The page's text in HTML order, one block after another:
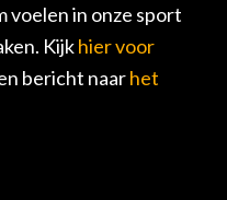
voelen in onze sport
Kijkhier voor
bericht naarhet